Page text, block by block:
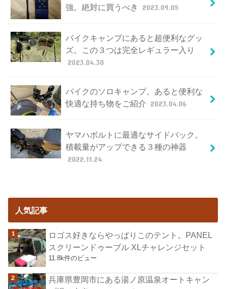
強。絶対に買うべき
2023.09.05
バイクキャンプにあると超便利なグッ
ズ。この３つは完全レギュラー入り
2023.04.30
バイクのソロキャンプ。あると便利な
快適な持ち物をご紹介 2023.04.06
ヤマハボルトに最適なサイドバック。
積載量がアップできる３種の神器
2022.11.24
人気記事
ロゴス好きならやっぱりこのテント。PANEL
スクリーンドゥーブル XLチャレンジセット
11.8k件のビュー
兵庫県豊岡市にある湯ノ原温泉オートキャン